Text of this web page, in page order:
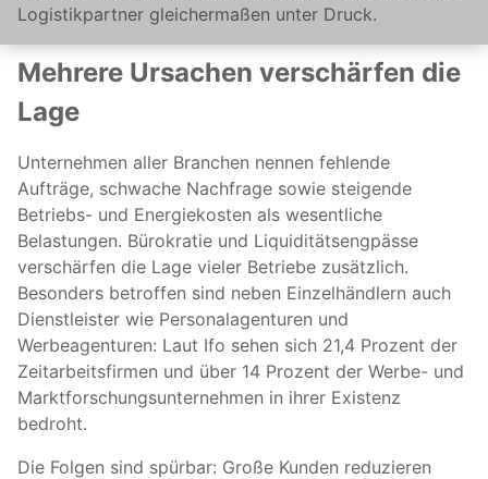
Logistikpartner gleichermaßen unter Druck.
Mehrere Ursachen verschärfen die
Lage
Unternehmen aller Branchen nennen fehlende
Aufträge, schwache Nachfrage sowie steigende
Betriebs- und Energiekosten als wesentliche
Belastungen. Bürokratie und Liquiditätsengpässe
verschärfen die Lage vieler Betriebe zusätzlich.
Besonders betroffen sind neben Einzelhändlern auch
Dienstleister wie Personalagenturen und
Werbeagenturen: Laut Ifo sehen sich 21,4 Prozent der
Zeitarbeitsfirmen und über 14 Prozent der Werbe- und
Marktforschungsunternehmen in ihrer Existenz
bedroht.
Die Folgen sind spürbar: Große Kunden reduzieren